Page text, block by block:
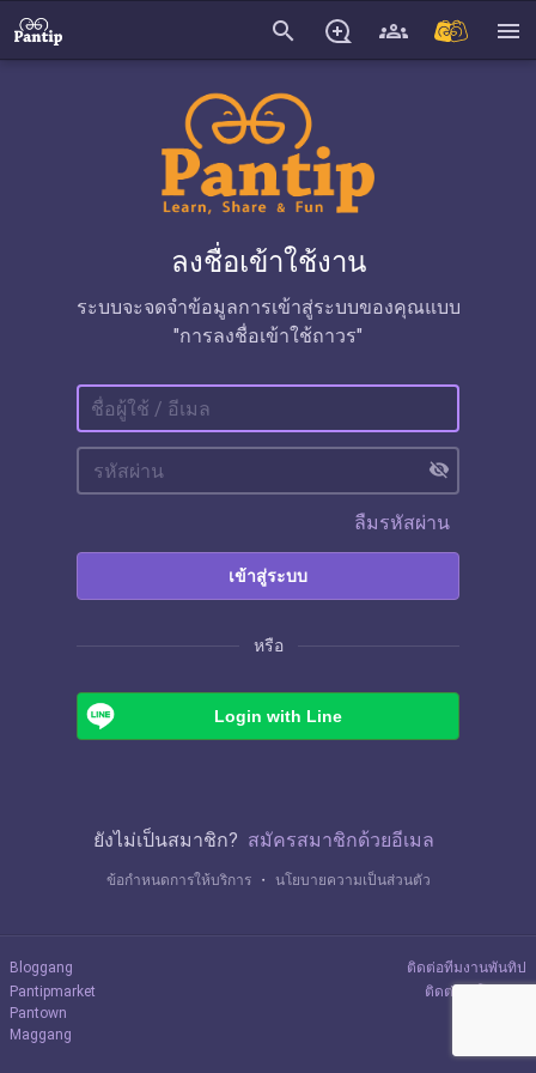
search menu
ลงชื่อเข้าใช้งาน
ระบบจะจดจำข้อมูลการเข้าสู่ระบบของคุณแบบ
"การลงชื่อเข้าใช้ถาวร"
visibility_off
ลืมรหัสผ่าน
เข้าสู่ระบบ
หรือ
Login with Line
ยังไม่เป็นสมาชิก? สมัครสมาชิกด้วยอีเมล
ข้อกำหนดการให้บริการ ・ นโยบายความเป็นส่วนตัว
Bloggang
Pantipmarket
Pantown
Maggang
ติดต่อทีมงานพันทิป
ติดต่อลงโฆษณา